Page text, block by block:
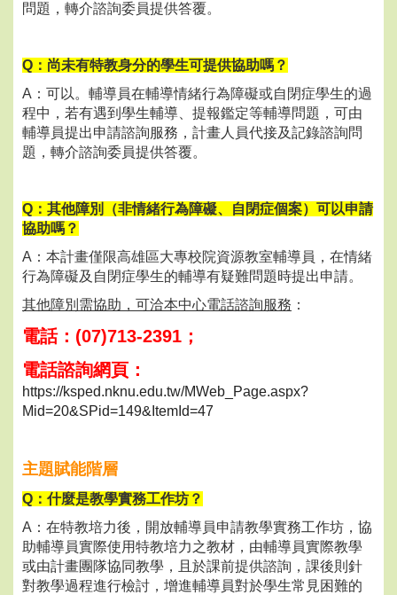
問題，轉介諮詢委員提供答覆。
Q：尚未有特教身分的學生可提供協助嗎？
A：可以。輔導員在輔導情緒行為障礙或自閉症學生的過
程中，若有遇到學生輔導、提報鑑定等輔導問題，可由
輔導員提出申請諮詢服務，計畫人員代接及記錄諮詢問
題，轉介諮詢委員提供答覆。
Q：其他障別（非情緒行為障礙、自閉症個案）可以申請
協助嗎？
A：本計畫僅限高雄區大專校院資源教室輔導員，在情緒
行為障礙及自閉症學生的輔導有疑難問題時提出申請。
其他障別需協助，可洽本中心電話諮詢服務 ：
電話：(07)713-2391；
電話諮詢網頁：
https://ksped.nknu.edu.tw/MWeb_Page.aspx?
Mid=20&SPid=149&ItemId=47
主題賦能階層
Q：什麼是教學實務工作坊？
A：在特教培力後，開放輔導員申請教學實務工作坊，協
助輔導員實際使用特教培力之教材，由輔導員實際教學
或由計畫團隊協同教學，且於課前提供諮詢，課後則針
對教學過程進行檢討，增進輔導員對於學生常見困難的